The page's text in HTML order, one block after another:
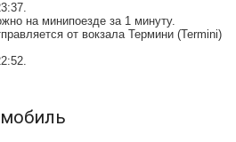
на минипоезде за 1 минуту.
от вокзала Термини (Termini)